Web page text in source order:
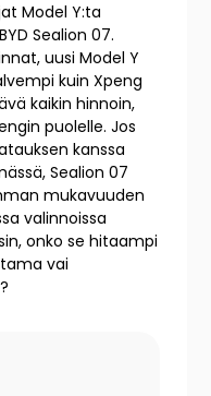
Model Y:ta
Sealion 07.
uusi Model Y
kuin Xpeng
kaikin hinnoin,
puolelle. Jos
kanssa
Sealion 07
mukavuuden
valinnoissa
onko se hitaampi
vai